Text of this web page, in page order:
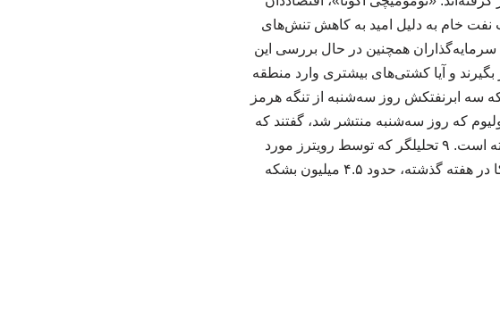
خام به دلیل امید به کاهش تنش‌های
همچنین در حال بررسی این
و آیا کشتی‌های بیشتری وارد منطقه
سه ابرنفتکش روز سه‌شنبه از تنگه هرمز
که روز سه‌شنبه منتشر شد، گفتند که
ذخایر نفت خام آمریکا در هفته منتهی به ۱۹ ژوئن، ۷۶۵ هزار بشکه کاهش یافته است. ۹ تحلیلگر که توسط رویترز مورد
نظرسنجی قرار گرفتند، به طور متوسط تخمین زدند که ذخایر نفت خام آمریکا در هفته گذشته، حدود ۴.۵ میلیون بشکه